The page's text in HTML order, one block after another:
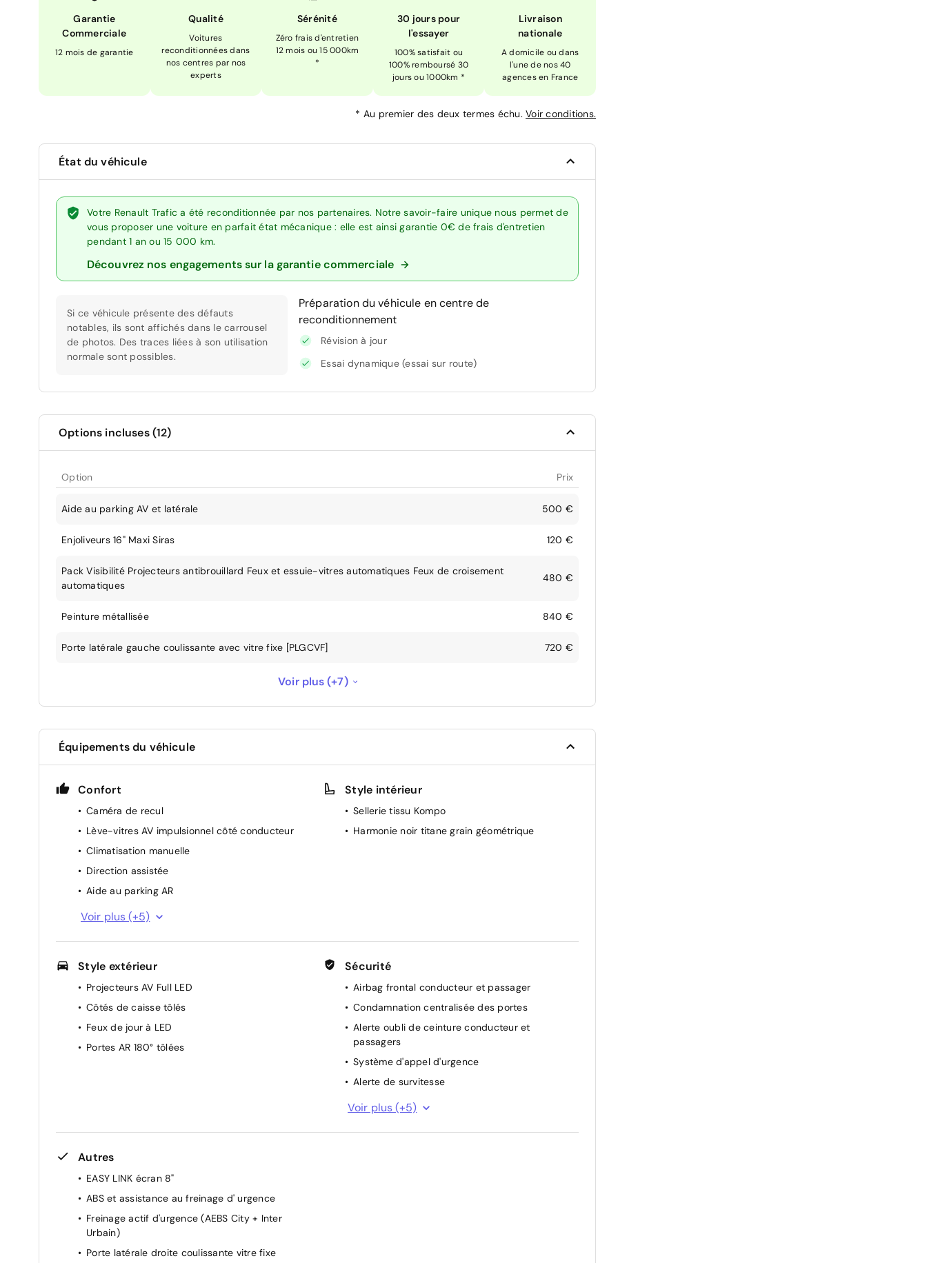
Garantie
Commerciale
12 mois de garantie
Qualité
Voitures
reconditionnées dans
nos centres par nos
experts
Sérénité
Zéro frais d'entretien
12 mois ou 15 000km
*
30 jours pour
l'essayer
100% satisfait ou
100% remboursé 30
jours ou 1000km *
Livraison
nationale
A domicile ou dans
l'une de nos 40
agences en France
* Au premier des deux termes échu. Voir conditions.
État du véhicule
Votre Renault Trafic a été reconditionnée par nos partenaires. Notre savoir-faire unique nous permet de
vous proposer une voiture en parfait état mécanique : elle est ainsi garantie 0€ de frais d'entretien
pendant 1 an ou 15 000 km.
Découvrez nos engagements sur la garantie commerciale
Si ce véhicule présente des défauts
notables, ils sont affichés dans le carrousel
de photos. Des traces liées à son utilisation
normale sont possibles.
Préparation du véhicule en centre de
reconditionnement
Révision à jour
Essai dynamique (essai sur route)
Options incluses (12)
Option Prix
Aide au parking AV et latérale 500 €
Enjoliveurs 16" Maxi Siras 120 €
Pack Visibilité Projecteurs antibrouillard Feux et essuie-vitres automatiques Feux de croisement
automatiques
480 €
Peinture métallisée 840 €
Porte latérale gauche coulissante avec vitre fixe [PLGCVF] 720 €
Rétroviseurs extérieurs électriques et dégivrants, rabattables électriquement 150 €
Roue de secours normale
marque
Sans porte latérale droite coulissante vitre ouvrante
Sans siège conduct avec réglage lombaire+accoudoir
Tableau de bord numérique avec écran 7''
Voir plus (+7)
Équipements du véhicule
Confort
Caméra de recul
Lève-vitres AV impulsionnel côté conducteur
Climatisation manuelle
Direction assistée
Aide au parking AR
Rétroviseurs extérieurs électriques
Boîte de vitesses automatique 9 rapports
ESP+Extended Grip+Aide au démarrage en côte
Voir plus (+5)
Style intérieur
Sellerie tissu Kompo
Harmonie noir titane grain géométrique
Style extérieur
Projecteurs AV Full LED
Côtés de caisse tôlés
Feux de jour à LED
Portes AR 180° tôlées
Sécurité
Airbag frontal conducteur et passager
Condamnation centralisée des portes
Alerte oubli de ceinture conducteur et
passagers
Système d'appel d'urgence
Alerte de survitesse
Alerte vigilance conducteur
Voir plus (+5)
Autres
EASY LINK écran 8"
ABS et assistance au freinage d' urgence
Freinage actif d'urgence (AEBS City + Inter
Urbain)
Porte latérale droite coulissante vitre fixe